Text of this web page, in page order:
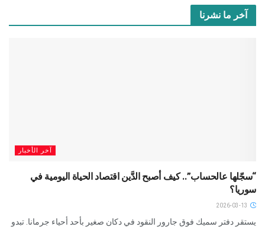
آخر ما نشرنا
آخر الأخبار
“سجّلها عالحساب”.. كيف أصبح الدَّين اقتصاد الحياة اليومية في
سوريا؟
يستقر دفتر سميك فوق جارور النقود في دكان صغير بأحد أحياء جرمانا. تبدو